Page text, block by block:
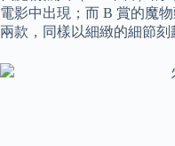
電影中出現；而 B 賞的魔
兩款，同樣以細緻的細節刻